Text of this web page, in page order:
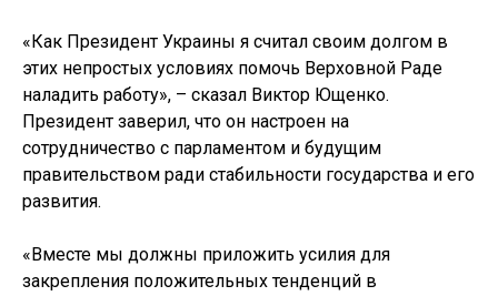
«Как Президент Украины я считал своим долгом в
этих непростых условиях помочь Верховной Раде
наладить работу», – сказал Виктор Ющенко.
Президент заверил, что он настроен на
сотрудничество с парламентом и будущим
правительством ради стабильности государства и его
развития.
«Вместе мы должны приложить усилия для
закрепления положительных тенденций в